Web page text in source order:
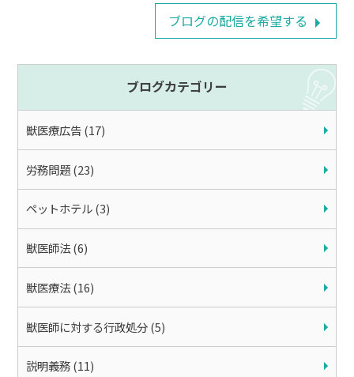
ブログの配信を希望する
ブログカテゴリー
獣医療広告 (17)
労務問題 (23)
ペットホテル (3)
獣医師法 (6)
獣医療法 (16)
獣医師に対する行政処分 (5)
説明義務 (11)